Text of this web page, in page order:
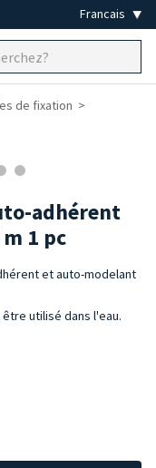
de fixation
adhérent
1 pc
et auto-modelant
utilisé dans l'eau.